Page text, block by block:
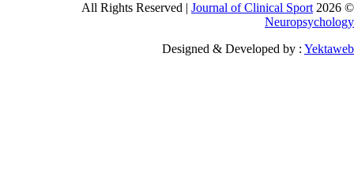
©
Journal of Clinical Sport
Designed & Developed by :